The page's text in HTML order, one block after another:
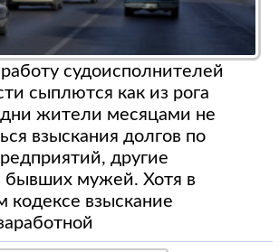
судоисполнителей
сыплются как из рога
жители месяцами не
взыскания долгов по
другие
бывших мужей. Хотя в
кодексе взыскание